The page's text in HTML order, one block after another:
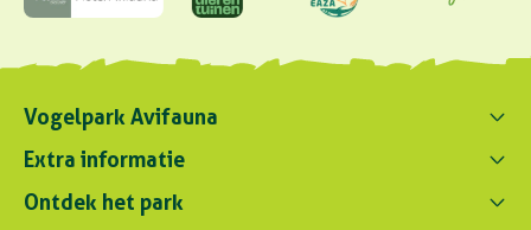
Vogelpark Avifauna
Contact ons
0172 - 256 256
contact@avifauna.nl
Extra informatie
Parkregelement
Ontdek het park